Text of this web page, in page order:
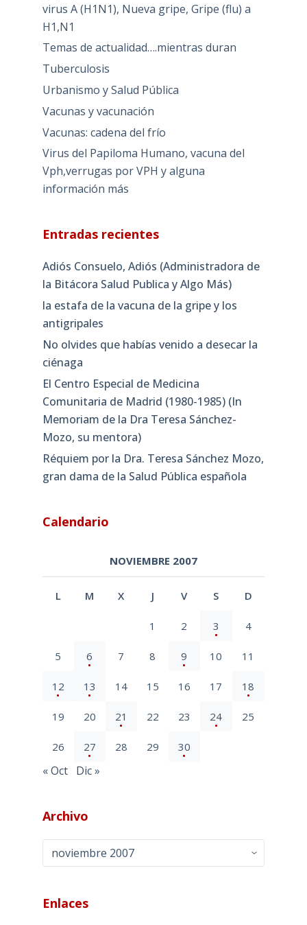
virus A (H1N1), Nueva gripe, Gripe (flu) a
H1,N1
Temas de actualidad….mientras duran
Tuberculosis
Urbanismo y Salud Pública
Vacunas y vacunación
Vacunas: cadena del frío
Virus del Papiloma Humano, vacuna del
Vph,verrugas por VPH y alguna
información más
Entradas recientes
Adiós Consuelo, Adiós (Administradora de
la Bitácora Salud Publica y Algo Más)
la estafa de la vacuna de la gripe y los
antigripales
No olvides que habías venido a desecar la
ciénaga
El Centro Especial de Medicina
Comunitaria de Madrid (1980-1985) (In
Memoriam de la Dra Teresa Sánchez-
Mozo, su mentora)
Réquiem por la Dra. Teresa Sánchez Mozo,
gran dama de la Salud Pública española
Calendario
NOVIEMBRE 2007
L M X J V S D
1 2 3 4
5 6 7 8 9 10 11
12 13 14 15 16 17 18
19 20 21 22 23 24 25
26 27 28 29 30
« Oct Dic »
Archivo
Archivo
Enlaces